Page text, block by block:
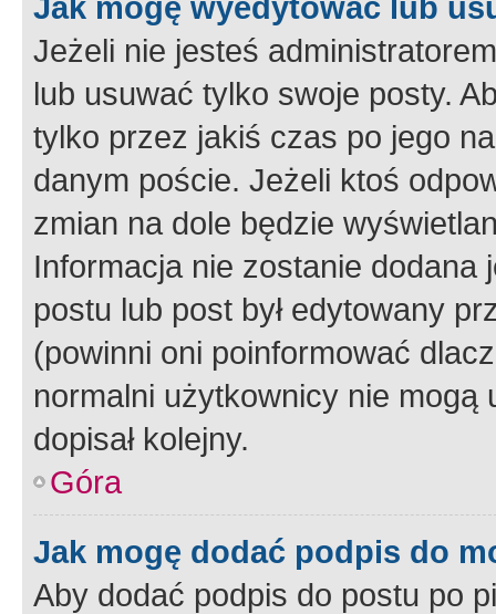
Jeżeli nie jesteś
lub usuwać tylko swoje posty.
tylko przez jakiś czas po jego
danym poście. Jeżeli ktoś
zmian na dole będzie
Informacja nie zostanie dodana
postu lub post był edytowany
(powinni oni poinformować
normalni użytkownicy nie
dopisał kolejny.
Góra
Jak mogę dodać podpis do
Aby dodać podpis do postu po